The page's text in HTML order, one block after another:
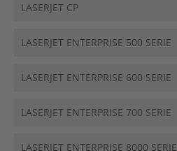
LASERJET CP
LASERJET ENTERPRISE 500 SERIE
LASERJET ENTERPRISE 600 SERIE
LASERJET ENTERPRISE 700 SERIE
LASERJET ENTERPRISE 8000 SERIE